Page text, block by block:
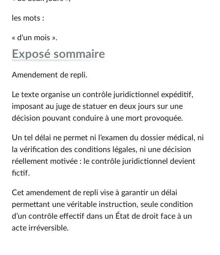
les mots :
« d'un mois ».
Exposé sommaire
Amendement de repli.
Le texte organise un contrôle juridictionnel expéditif,
imposant au juge de statuer en deux jours sur une
décision pouvant conduire à une mort provoquée.
Un tel délai ne permet ni l’examen du dossier médical, ni
la vérification des conditions légales, ni une décision
réellement motivée : le contrôle juridictionnel devient
fictif.
Cet amendement de repli vise à garantir un délai
permettant une véritable instruction, seule condition
d’un contrôle effectif dans un État de droit face à un
acte irréversible.